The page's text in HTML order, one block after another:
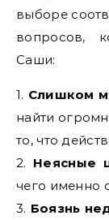
выборе
вопросов,
Саши:
1. Слишком
найти
то, что
2. Неясные
чего именно
3. Боязнь